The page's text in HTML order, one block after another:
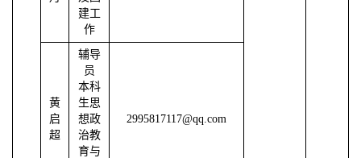
建工
作
黄
启
超
辅导
员
本科
生思
想政
治教
育与
2995817117@qq.com